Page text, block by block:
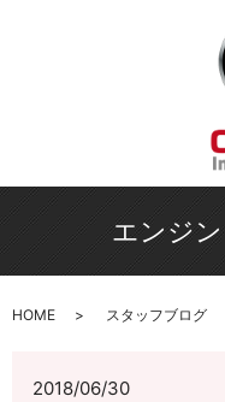
エンジ
HOME スタッフブログ
2018/06/30